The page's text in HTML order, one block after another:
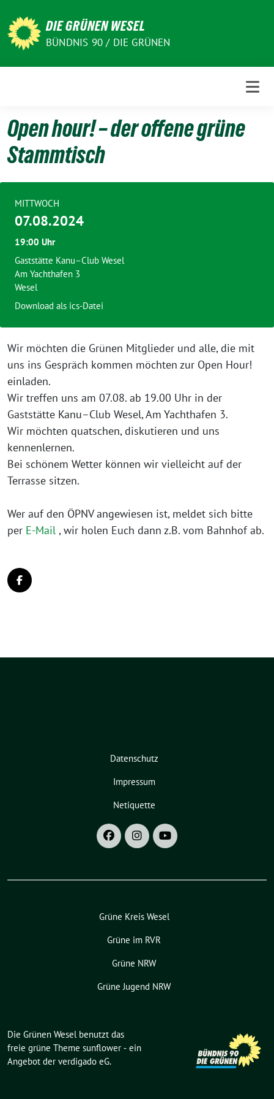
zum
Inhalt
DIE GRÜNEN WESEL
BÜNDNIS 90 / DIE GRÜNEN
Open hour! – der offene grüne
Stammtisch
Wir möchten die Grünen Mitglieder und alle, die mit
uns ins Gespräch kommen möchten zur Open Hour!
einladen.
Wir treffen uns am 07.08. ab 19.00 Uhr in der
Gaststätte Kanu–Club Wesel, Am Yachthafen 3.
Wir möchten quatschen, diskutieren und uns
kennenlernen.
Bei schönem Wetter können wir vielleicht auf der
Terrasse sitzen.
Wer auf den ÖPNV angewiesen ist, meldet sich bitte
per E-Mail , wir holen Euch dann z.B. vom Bahnhof ab.
MITTWOCH
07.08.2024
19:00 Uhr
Gaststätte Kanu–Club Wesel
Am Yachthafen 3
Wesel
Download als ics-Datei
Datenschutz
Impressum
Netiquette
Grüne Kreis Wesel
Grüne im RVR
Grüne NRW
Grüne Jugend NRW
Die Grünen Wesel benutzt das
freie grüne Theme sunflower ‐ ein
Angebot der verdigado eG.